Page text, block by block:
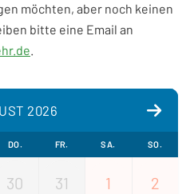
möchten, aber noch keinen
bitte eine Email an
.
2026
DO. FR. SA. SO.
30 31 1 2